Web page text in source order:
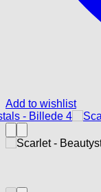
Add to wishlist